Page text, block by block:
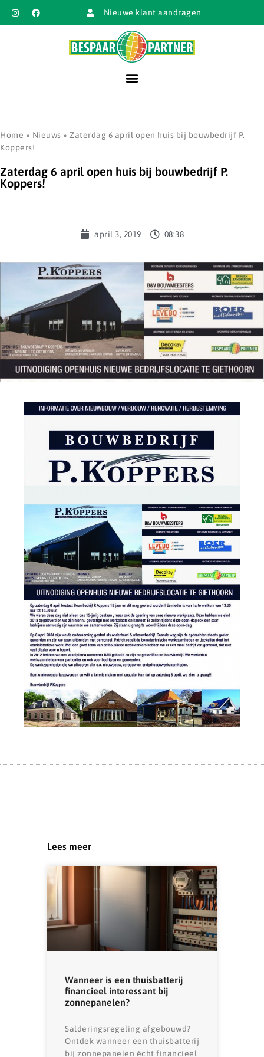
Nieuwe klant aandragen
Home » Nieuws » Zaterdag 6 april open huis bij bouwbedrijf P.
Koppers!
Zaterdag 6 april open huis bij bouwbedrijf P.
Koppers!
april 3, 2019 08:38
Lees meer
Wanneer is een thuisbatterij
financieel interessant bij
zonnepanelen?
Salderingsregeling afgebouwd?
Ontdek wanneer een thuisbatterij
bij zonnepanelen écht financieel